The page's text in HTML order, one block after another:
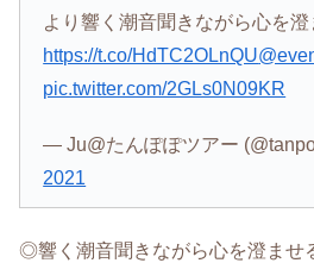
より響く潮音聞きながら心を澄
https://t.co/HdTC2OLnQU
pic.twitter.com/2GLs0N09KR
— Ju@たんぽぽツアー
2021
◎響く潮音聞きながら心を澄ませ